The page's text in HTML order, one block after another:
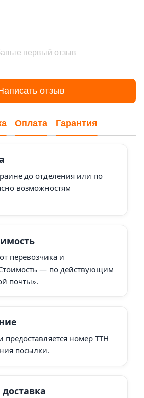
первый отзыв
отзыв
Оплата Гарантия
до отделения или по
возможностям
перевозчика и
— по действующим
почты».
предоставляется номер ТТН
посылки.